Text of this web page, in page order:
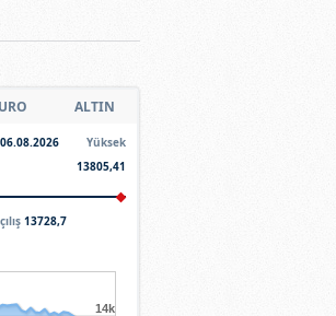
ALTIN
06.08.2026
Yüksek
13805,41
13728,7
14k